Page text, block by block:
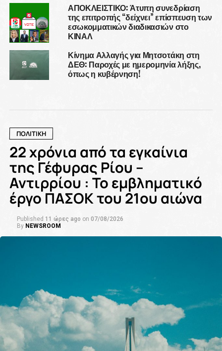
ΑΠΟΚΛΕΙΣΤΙΚΟ: Άτυπη συνεδρίαση
της επιτροπής “δείχνει” επίσπευση των
εσωκομματικών διαδικασιών στο
ΚΙΝΑΛ
Κίνημα Αλλαγής για Μητσοτάκη στη
ΔΕΘ: Παροχές με ημερομηνία λήξης,
όπως η κυβέρνηση!
ΠΟΛΙΤΙΚΗ
22 χρόνια από τα εγκαίνια
της Γέφυρας Ρίου –
Αντιρρίου : Το εμβληματικό
έργο ΠΑΣΟΚ του 21ου αιώνα
Published 11 ώρες ago on 07/08/2026
By NEWSROOM